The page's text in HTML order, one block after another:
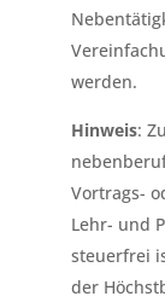
werden.
Hinweis:
Vortrags-
Lehr- und
steuerfrei
der